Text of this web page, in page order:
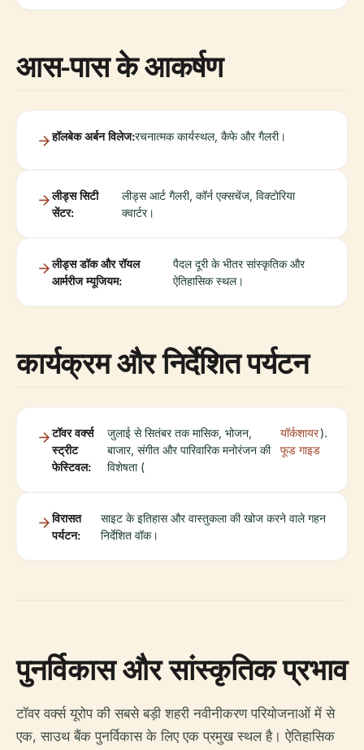
आस-पास के आकर्षण
हॉलबेक अर्बन विलेज:रचनात्मक कार्यस्थल, कैफे और गैलरी।
लीड्स सिटी
सेंटर:
लीड्स आर्ट गैलरी, कॉर्न एक्सचेंज, विक्टोरिया
क्वार्टर।
लीड्स डॉक और रॉयल
आर्मरीज म्यूजियम:
पैदल दूरी के भीतर सांस्कृतिक और
ऐतिहासिक स्थल।
कार्यक्रम और निर्देशित पर्यटन
टॉवर वर्क्स
स्ट्रीट
फेस्टिवल:
जुलाई से सितंबर तक मासिक, भोजन,
बाजार, संगीत और पारिवारिक मनोरंजन की
विशेषता (
यॉर्कशायर
फूड गाइड
).
विरासत
पर्यटन:
साइट के इतिहास और वास्तुकला की खोज करने वाले गहन
निर्देशित वॉक।
पुनर्विकास और सांस्कृतिक प्रभाव
टॉवर वर्क्स यूरोप की सबसे बड़ी शहरी नवीनीकरण परियोजनाओं में से
एक, साउथ बैंक पुनर्विकास के लिए एक प्रमुख स्थल है। ऐतिहासिक